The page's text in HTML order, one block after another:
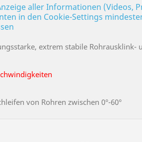
aller Informationen (Videos,
in den Cookie-Settings
extrem stabile Rohrausklink-
von Rohren zwischen 0°-60°